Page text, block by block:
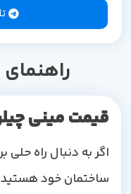
راهنمای
قیمت مینی چیلر6 تن
اگر به دنبال راه حلی